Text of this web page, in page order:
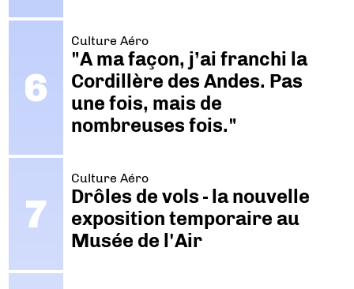
Culture Aéro
"A ma façon, j’ai franchi la
Cordillère des Andes. Pas
une fois, mais de
nombreuses fois."
Culture Aéro
Drôles de vols - la nouvelle
exposition temporaire au
Musée de l'Air